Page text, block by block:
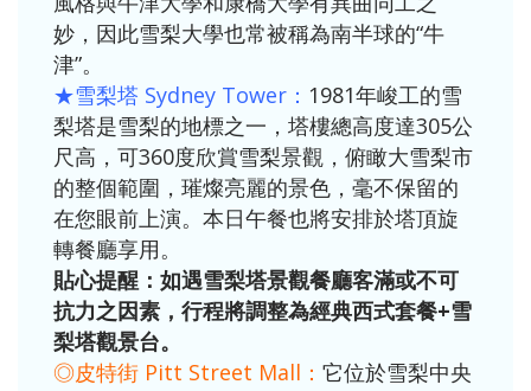
妙，因此雪梨大學也常被稱為南半球的“牛
津”。
★雪梨塔 Sydney Tower： 1981年峻工的雪
梨塔是雪梨的地標之一，塔樓總高度達305公
尺高，可360度欣賞雪梨景觀，俯瞰大雪梨市
的整個範圍，璀燦亮麗的景色，毫不保留的
在您眼前上演。本日午餐也將安排於塔頂旋
轉餐廳享用。
貼心提醒：如遇雪梨塔景觀餐廳客滿或不可
抗力之因素，行程將調整為經典西式套餐+雪
梨塔觀景台。
◎皮特街 Pitt Street Mall： 它位於雪梨中央